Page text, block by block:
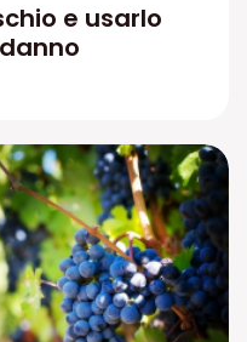
e usarlo